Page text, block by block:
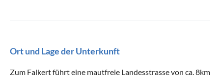
Ort und Lage der Unterkunft
Zum Falkert führt eine mautfreie Landesstrasse von ca. 8km